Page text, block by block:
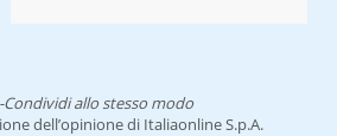
allo stesso modo
dell’opinione di Italiaonline S.p.A.